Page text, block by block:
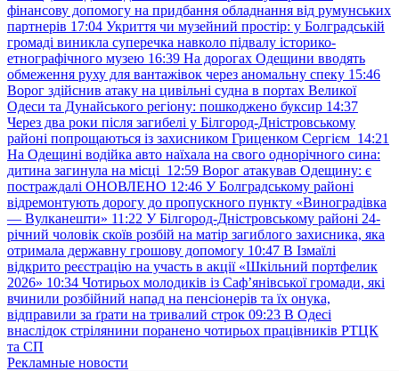
фінансову допомогу на придбання обладнання від румунських
партнерів 17:04 Укриття чи музейний простір: у Болградській
громаді виникла суперечка навколо підвалу історико-
етнографічного музею 16:39 На дорогах Одещини вводять
обмеження руху для вантажівок через аномальну спеку 15:46
Ворог здійснив атаку на цивільні судна в портах Великої
Одеси та Дунайського регіону: пошкоджено буксир 14:37
Через два роки після загибелі у Білгород-Дністровському
районі попрощаються із захисником Гриценком Сергієм 14:21
На Одещині водійка авто наїхала на свого однорічного сина:
дитина загинула на місці 12:59 Ворог атакував Одещину: є
постраждалі ОНОВЛЕНО 12:46 У Болградському районі
відремонтують дорогу до пропускного пункту «Виноградівка
— Вулканешти» 11:22 У Білгород-Дністровському районі 24-
річний чоловік скоїв розбій на матір загиблого захисника, яка
отримала державну грошову допомогу 10:47 В Ізмаїлі
відкрито реєстрацію на участь в акції «Шкільний портфелик
2026» 10:34 Чотирьох молодиків із Саф’янівської громади, які
вчинили розбійний напад на пенсіонерів та їх онука,
відправили за ґрати на тривалий строк 09:23 В Одесі
внаслідок стрілянини поранено чотирьох працівників РТЦК
та СП
Рекламные новости